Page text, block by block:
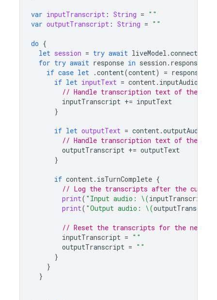
var inputTranscript : String = ""
var outputTranscript : String = ""
do {
let session = try await liveModel .connect
for try await response in session . responses
if case let .content(content) = response
if let inputText = content.
// Handle transcription text of the
inputTranscript += inputText
}
if let outputText = content.
// Handle transcription text of the
outputTranscript += outputText
}
if content. isTurnComplete {
// Log the transcripts after the
print( "Input audio: \(inputTranscript
print( "Output audio: \(outputTranscript
// Reset the transcripts for the next
inputTranscript = ""
outputTranscript = ""
}
}
}